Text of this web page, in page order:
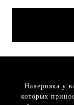
Наверняка у
которых